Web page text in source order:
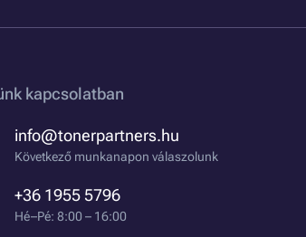
kapcsolatban
info@tonerpartners.hu
Következő munkanapon válaszolunk
+36 1955 5796
Hé–Pé: 8:00 – 16:00